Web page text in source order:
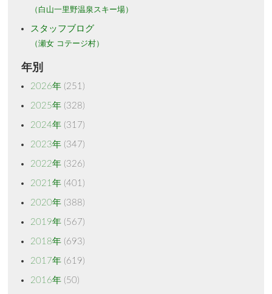
（白山一里野温泉スキー場）
スタッフブログ
（瀬女 コテージ村）
年別
2026年(251)
2025年(328)
2024年(317)
2023年(347)
2022年(326)
2021年(401)
2020年(388)
2019年(567)
2018年(693)
2017年(619)
2016年(50)